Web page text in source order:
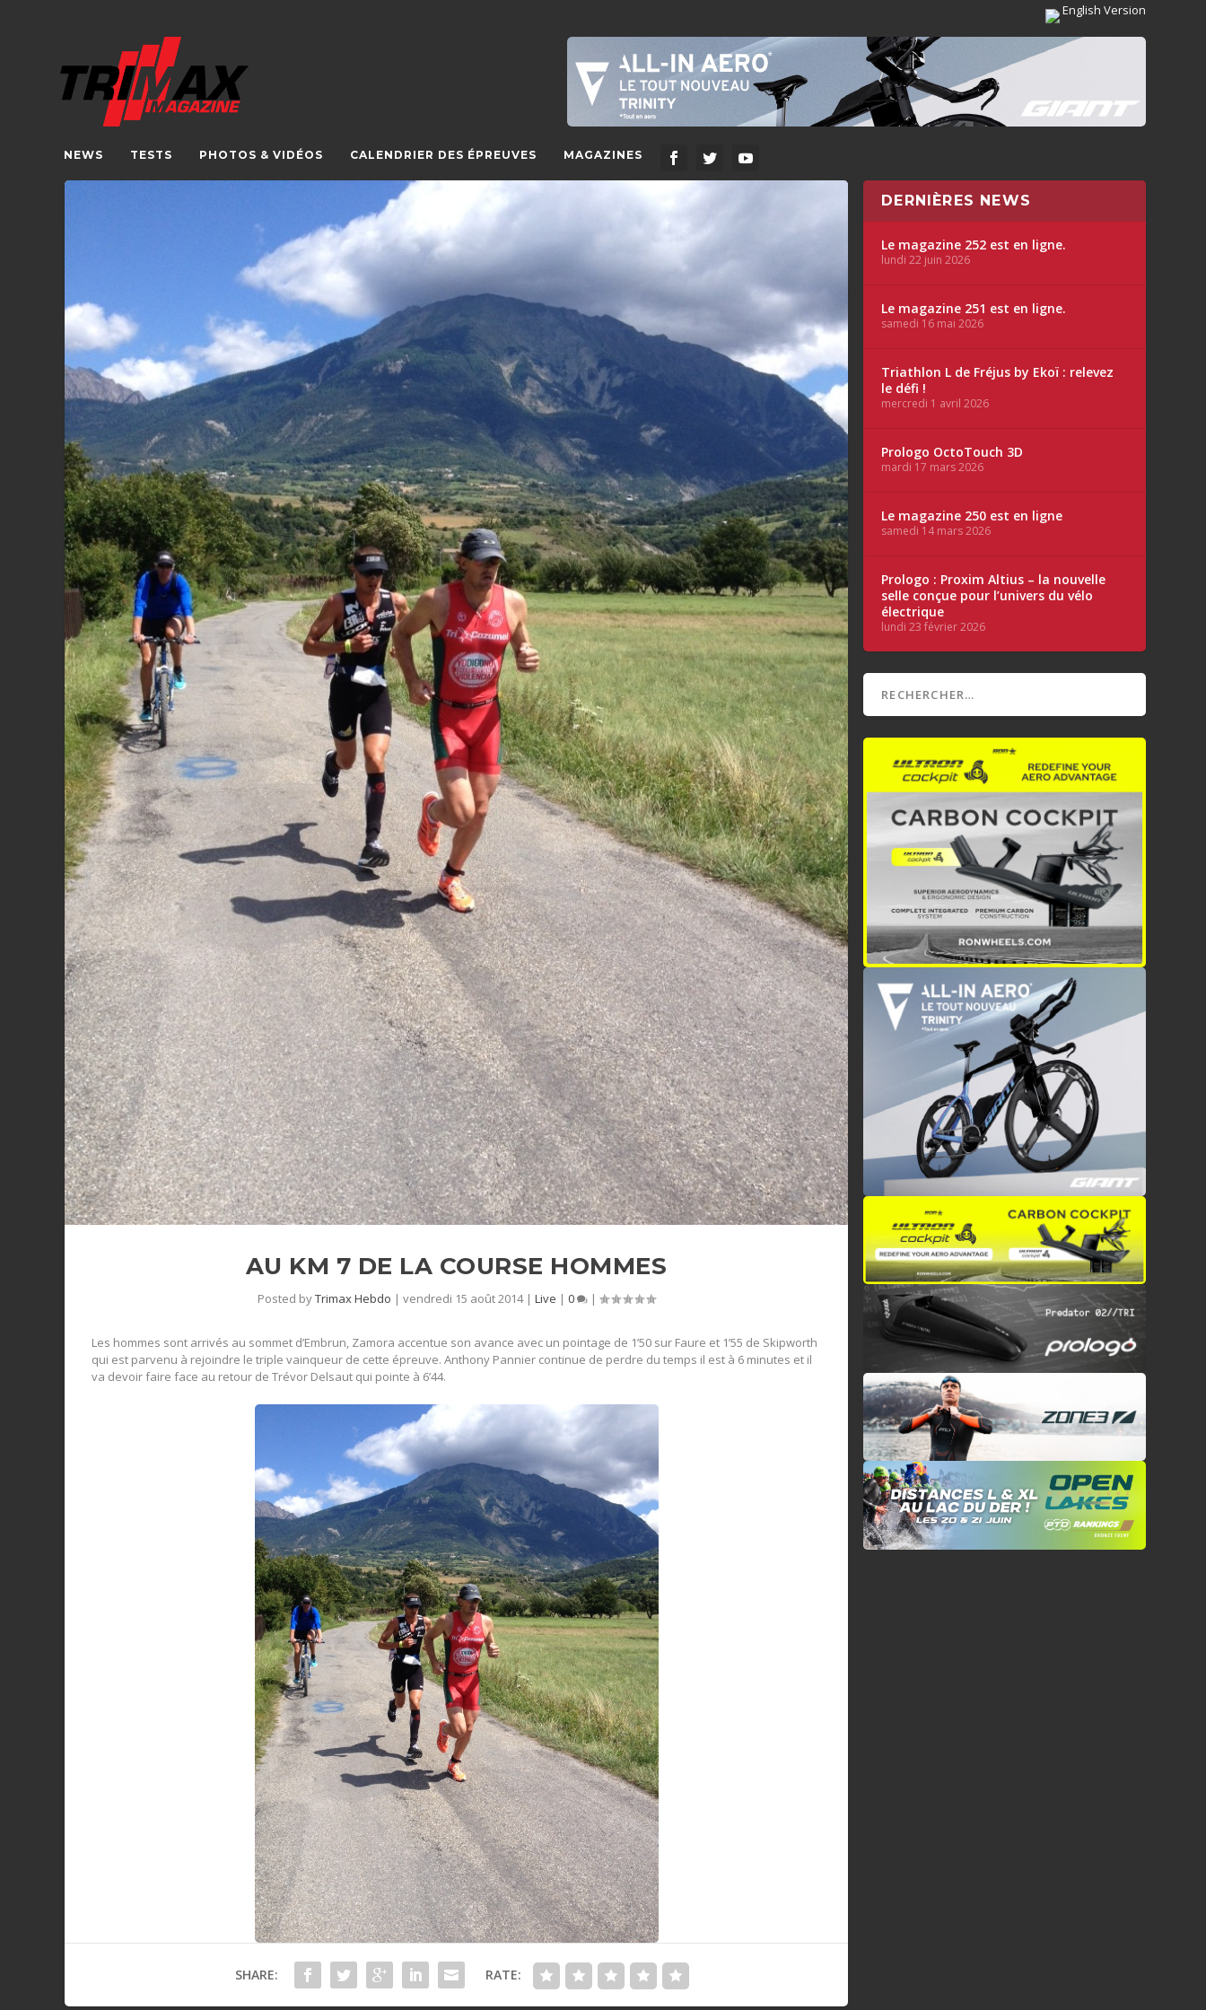
English Version
NEWS TESTS PHOTOS & VIDÉOS CALENDRIER DES ÉPREUVES MAGAZINES
AU KM 7 DE LA COURSE HOMMES
Posted byTrimax Hebdo |vendredi 15 août 2014|Live |0 |
Les hommes sont arrivés au sommet d’Embrun, Zamora accentue son avance avec un pointage de 1’50 sur Faure et 1’55 de Skipworth
qui est parvenu à rejoindre le triple vainqueur de cette épreuve. Anthony Pannier continue de perdre du temps il est à 6 minutes et il
va devoir faire face au retour de Trévor Delsaut qui pointe à 6’44.
SHARE: RATE:
DERNIÈRES NEWS
Le magazine 252 est en ligne.
lundi 22 juin 2026
Le magazine 251 est en ligne.
samedi 16 mai 2026
Triathlon L de Fréjus by Ekoï : relevez
le défi !
mercredi 1 avril 2026
Prologo OctoTouch 3D
mardi 17 mars 2026
Le magazine 250 est en ligne
samedi 14 mars 2026
Prologo : Proxim Altius – la nouvelle
selle conçue pour l’univers du vélo
électrique
lundi 23 février 2026